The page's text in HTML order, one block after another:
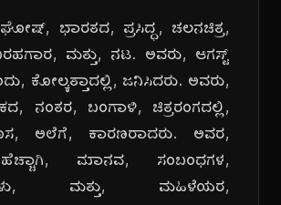
ಭಾರತದ, ಪ್ರಸಿದ್ಧ, ಚಲನಚಿತ್ರ,
ಮತ್ತು, ನಟ. ಅವರು, ಆಗಸ್ಟ್
ಕೋಲ್ಕತ್ತಾದಲ್ಲಿ, ಜನಿಸಿದರು. ಅವರು,
ನಂತರ, ಬಂಗಾಳಿ, ಚಿತ್ರರಂಗದಲ್ಲಿ,
ಅಲೆಗೆ, ಕಾರಣರಾದರು. ಅವರ,
ಹೆಚ್ಚಾಗಿ, ಮಾನವ, ಸಂಬಂಧಗಳ,
ಮತ್ತು, ಮಹಿಳೆಯರ,